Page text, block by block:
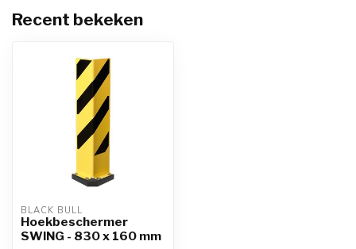
Recent bekeken
BLACK BULL
Hoekbeschermer
SWING - 830 x 160 mm